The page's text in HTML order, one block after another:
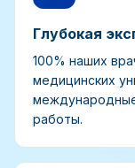
Глубокая
100% наших
медицинских
работы.